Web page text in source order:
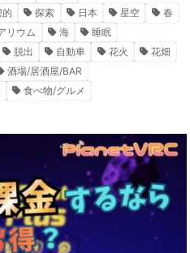
的 探索 日本 星空
春
リウム 海
睡眠
脱出 自動車 花火
花畑
酒場/居酒屋/BAR
食べ物/グルメ